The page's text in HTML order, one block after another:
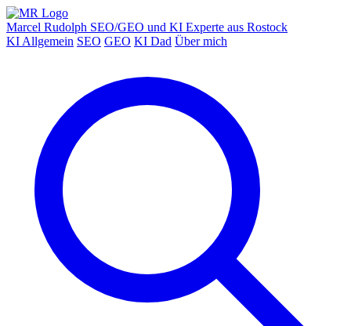
Marcel Rudolph SEO/GEO und KI Experte aus Rostock
KI Allgemein SEO GEO KI Dad Über mich